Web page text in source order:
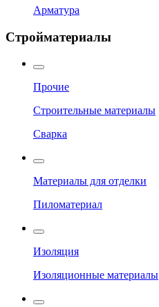
Арматура
Стройматериалы
Прочие
Строительные материалы
Сварка
Материалы для отделки
Пиломатериал
Изоляция
Изоляционные материалы